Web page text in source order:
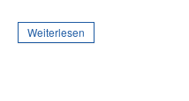
Weiterlesen